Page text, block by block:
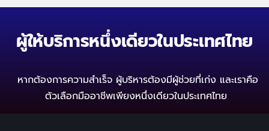
ผู้ให้บริการหนึ่งเดียวในประเทศไทย
หากต้องการความสำเร็จ ผู้บริหารต้องมีผู้ช่วยที่เก่ง และเราคือ
ตัวเลือกมืออาชีพเพียงหนึ่งเดียวในประเทศไทย